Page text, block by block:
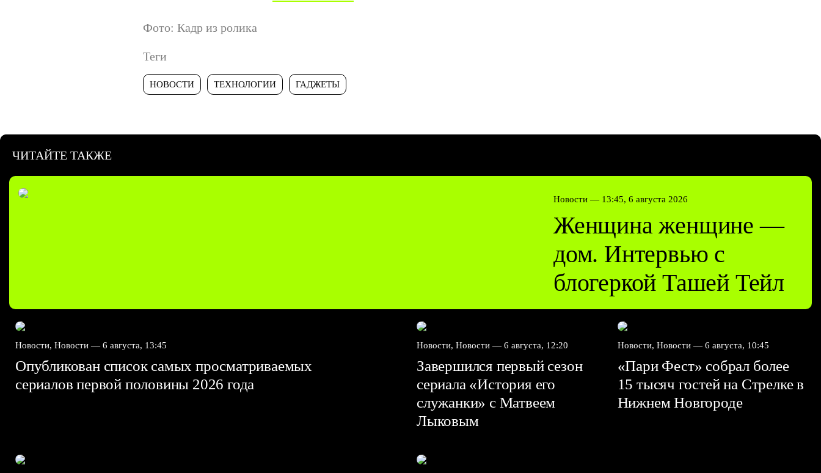
Фото: Кадр из ролика
Теги
НОВОСТИ ТЕХНОЛОГИИ ГАДЖЕТЫ
ЧИТАЙТЕ ТАКЖЕ
Новости — 13:45, 6 августа 2026
Женщина женщине —
дом. Интервью с
блогеркой Ташей Тейл
Новости, Новости — 6 августа, 13:45
Опубликован список самых просматриваемых
сериалов первой половины 2026 года
Новости, Новости — 6 августа, 12:20
Завершился первый сезон
сериала «История его
служанки» с Матвеем
Лыковым
Новости, Новости — 6 августа, 10:45
«Пари Фест» собрал более
15 тысяч гостей на Стрелке в
Нижнем Новгороде